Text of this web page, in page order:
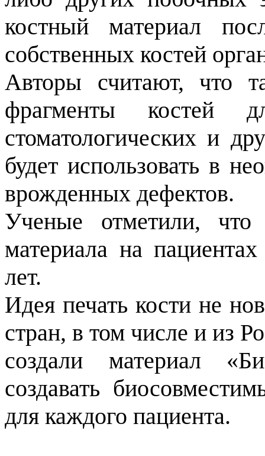
костный материал
собственных костей
Авторы считают, что
фрагменты костей
стоматологических и
будет использовать в
врожденных дефектов.
Ученые отметили, что
материала на
лет.
Идея печать кости не
стран, в том числе и из
создали материал
создавать
для каждого пациента.